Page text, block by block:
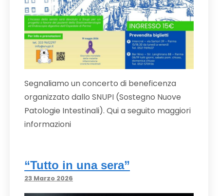
Segnaliamo un concerto di beneficenza
organizzato dallo SNUPI (Sostegno Nuove
Patologie Intestinali). Qui a seguito maggiori
informazioni
“Tutto in una sera”
23 Marzo 2026